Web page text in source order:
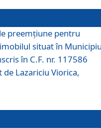
preemţiune pentru
situat în
în C.F. nr. 117586
Lazariciu Viorica,